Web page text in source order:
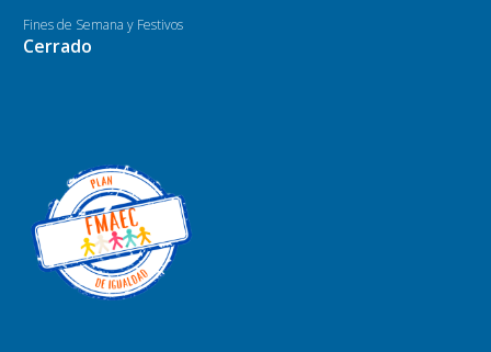
Fines de Semana y Festivos
Cerrado